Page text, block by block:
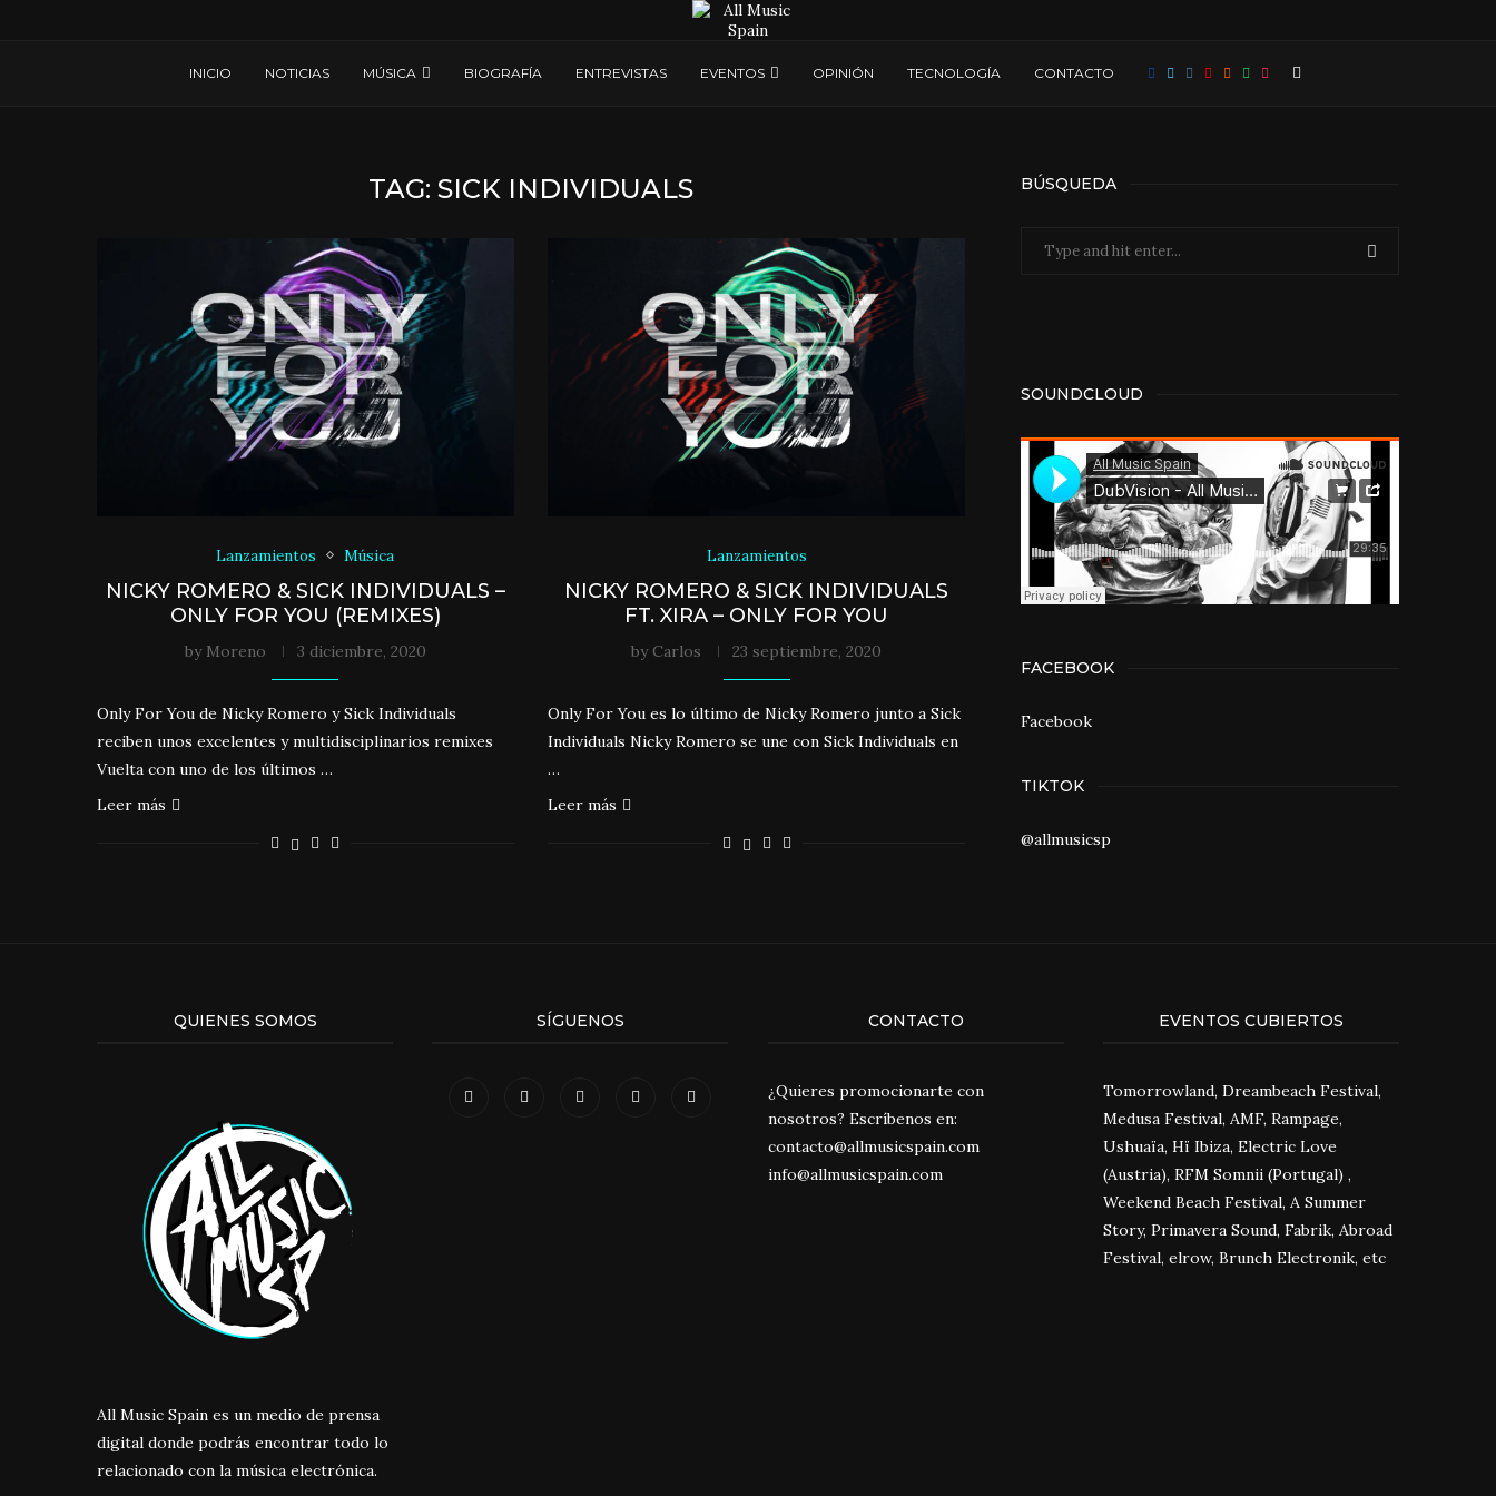
INICIO NOTICIAS MÚSICA BIOGRAFÍA ENTREVISTAS EVENTOS OPINIÓN TECNOLOGÍA CONTACTO
TAG: SICK INDIVIDUALS
Lanzamientos Música
NICKY ROMERO & SICK INDIVIDUALS –
ONLY FOR YOU (REMIXES)
by Moreno 3 diciembre, 2020
Only For You de Nicky Romero y Sick Individuals
reciben unos excelentes y multidisciplinarios remixes
Vuelta con uno de los últimos …
Leer más
Lanzamientos
NICKY ROMERO & SICK INDIVIDUALS
FT. XIRA – ONLY FOR YOU
by Carlos 23 septiembre, 2020
Only For You es lo último de Nicky Romero junto a Sick
Individuals Nicky Romero se une con Sick Individuals en
…
Leer más
BÚSQUEDA
SOUNDCLOUD
FACEBOOK
Facebook
TIKTOK
@allmusicsp
QUIENES SOMOS
All Music Spain es un medio de prensa
digital donde podrás encontrar todo lo
relacionado con la música electrónica.
SÍGUENOS CONTACTO
¿Quieres promocionarte con
nosotros? Escríbenos en:
contacto@allmusicspain.com
info@allmusicspain.com
EVENTOS CUBIERTOS
Tomorrowland, Dreambeach Festival,
Medusa Festival, AMF, Rampage,
Ushuaïa, Hï Ibiza, Electric Love
(Austria), RFM Somnii (Portugal) ,
Weekend Beach Festival, A Summer
Story, Primavera Sound, Fabrik, Abroad
Festival, elrow, Brunch Electronik, etc